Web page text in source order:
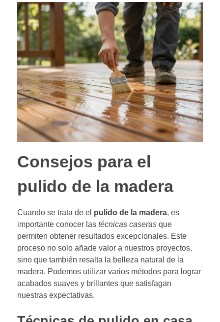
Consejos para el
pulido de la madera
Cuando se trata de el pulido de la madera, es
importante conocer las técnicas caseras que
permiten obtener resultados excepcionales. Este
proceso no solo añade valor a nuestros proyectos,
sino que también resalta la belleza natural de la
madera. Podemos utilizar varios métodos para lograr
acabados suaves y brillantes que satisfagan
nuestras expectativas.